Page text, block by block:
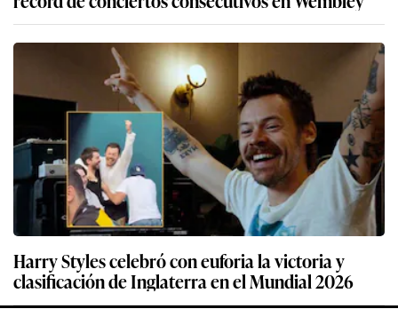
Harry Styles celebró con euforia la victoria y
clasificación de Inglaterra en el Mundial 2026